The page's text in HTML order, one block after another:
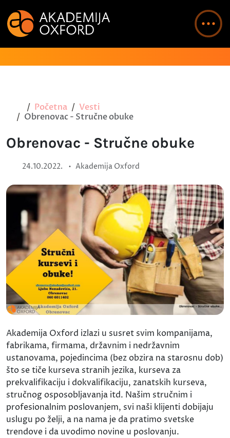
Početna
Vesti
Obrenovac - Stručne obuke
Obrenovac - Stručne obuke
24.10.2022. • Akademija Oxford
Akademija Oxford izlazi u susret svim kompanijama,
fabrikama, firmama, državnim i nedržavnim
ustanovama, pojedincima (bez obzira na starosnu dob)
što se tiče kurseva stranih jezika, kurseva za
prekvalifikaciju i dokvalifikaciju, zanatskih kurseva,
stručnog osposobljavanja itd. Našim stručnim i
profesionalnim poslovanjem, svi naši klijenti dobijaju
uslugu po želji, a na nama je da pratimo svetske
trendove i da uvodimo novine u poslovanju.